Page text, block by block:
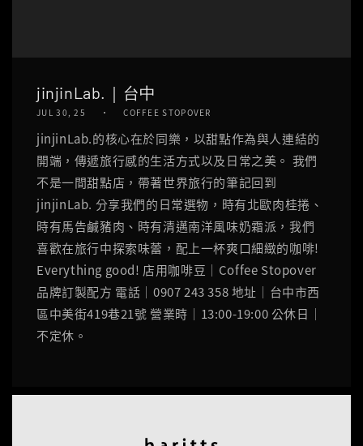
jinjinLab.｜台中
JUL 30, 25 COFFEE STOPOVER
jinjinLab.的核心在於同樂，以甜點作為與人連結的
開端，傳遞旅行感的生活方式以及日常之美。 我們
不是一間甜點店，帶著世界旅行的筆記回到
jinjinLab. 分享我們的日常選物，時有北歐肉桂捲、
時有馬告鹹豬肉、時有清邁南洋風味奶霜派，我們
喜歡在旅行中探索味蕾，配上一杯爽口細緻的咖啡!
Everything good! 店用咖啡豆｜Coffee Stopover
品牌訂製配方 電話｜0907 243 358 地址｜台中市西
區中美街419巷21號 營業時｜13:00-19:00 公休日｜
不定休。